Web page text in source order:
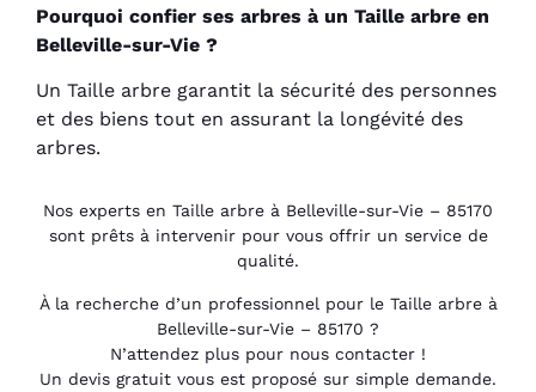
Pourquoi confier ses arbres à un Taille arbre en
Belleville-sur-Vie ?
Un Taille arbre garantit la sécurité des personnes
et des biens tout en assurant la longévité des
arbres.
Nos experts en Taille arbre à Belleville-sur-Vie – 85170
sont prêts à intervenir pour vous offrir un service de
qualité.
À la recherche d’un professionnel pour le Taille arbre à
Belleville-sur-Vie – 85170 ?
N’attendez plus pour nous contacter !
Un devis gratuit vous est proposé sur simple demande.